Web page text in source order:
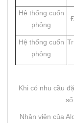
Hệ thống cuốn
phông
Hệ thống cuốn
phông
Khi có nhu cầu
Nhân viên của